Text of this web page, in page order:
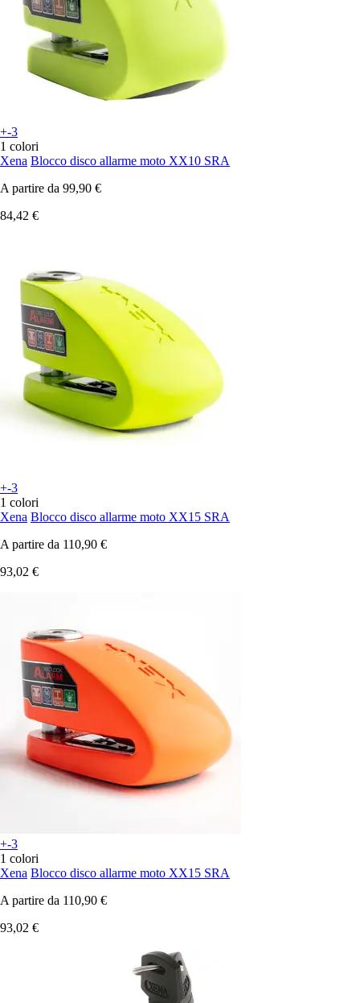
+-3
1 colori
Xena Blocco disco allarme moto XX10 SRA
A partire da 99,90 €
84,42 €
+-3
1 colori
Xena Blocco disco allarme moto XX15 SRA
A partire da 110,90 €
93,02 €
+-3
1 colori
Xena Blocco disco allarme moto XX15 SRA
A partire da 110,90 €
93,02 €